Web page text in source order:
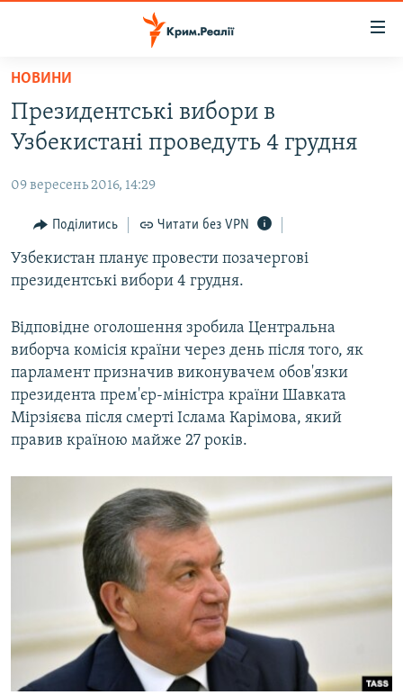
Перейти
основного
матеріалу
до
навігації
Перейти
до
ВОДА.КРИМ
ПОЛІТИКА
БЛОГИ
ПОГЛЯД
ІНТЕРВ'Ю
ВСЕ ЗА ДЕНЬ
СПЕЦПРОЕКТИ
ВІДЕОУРОКИ «ELIFBE»
СВІДЧЕННЯ ОКУПАЦІЇ
УКРАЇНСЬКА ПРОБЛЕМА КРИМУ
ІНФОГРАФІКА
ЯК ОБІЙТИ БЛОКУВАННЯ
Русский
Усі сайти RFE/RL
НОВИНИ
Президентські вибори в
Узбекистані проведуть 4 грудня
09 вересень 2016, 14:29
Поділитись Читати без VPN
Узбекистан планує провести позачергові
президентські вибори 4 грудня.
Відповідне оголошення зробила Центральна
виборча комісія країни через день після того, як
парламент призначив виконувачем обов'язки
президента прем'єр-міністра країни Шавката
Мірзіяєва після смерті Іслама Карімова, який
правив країною майже 27 років.